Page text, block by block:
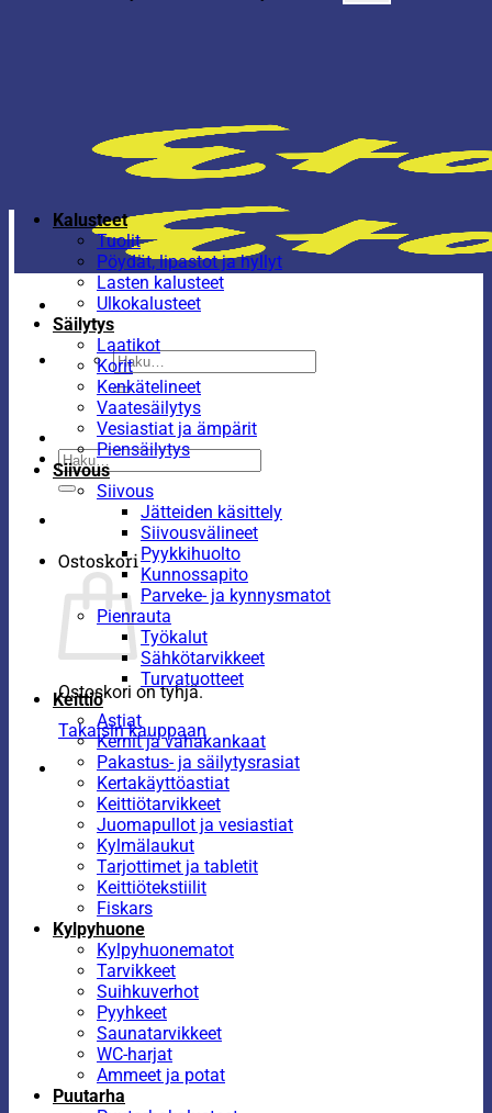
Etsi:
Etsi:
Ostoskori
Ostoskori on tyhjä.
Takaisin kauppaan
Kalusteet
Tuolit
Pöydät, lipastot ja hyllyt
Lasten kalusteet
Ulkokalusteet
Säilytys
Laatikot
Korit
Kenkätelineet
Vaatesäilytys
Vesiastiat ja ämpärit
Piensäilytys
Siivous
Siivous
Jätteiden käsittely
Siivousvälineet
Pyykkihuolto
Kunnossapito
Parveke- ja kynnysmatot
Pienrauta
Työkalut
Sähkötarvikkeet
Turvatuotteet
Keittiö
Astiat
Kernit ja vahakankaat
Pakastus- ja säilytysrasiat
Kertakäyttöastiat
Keittiötarvikkeet
Juomapullot ja vesiastiat
Kylmälaukut
Tarjottimet ja tabletit
Keittiötekstiilit
Fiskars
Kylpyhuone
Kylpyhuonematot
Tarvikkeet
Suihkuverhot
Pyyhkeet
Saunatarvikkeet
WC-harjat
Ammeet ja potat
Puutarha